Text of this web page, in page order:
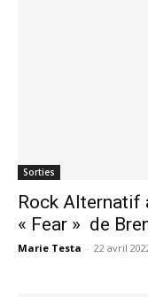
Sorties
Rock Alternatif
« Fear » de
Marie Testa - 22 avril